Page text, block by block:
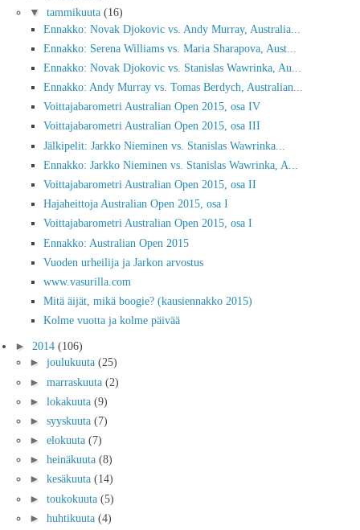
▼ tammikuuta (16)
Ennakko: Novak Djokovic vs. Andy Murray, Australia...
Ennakko: Serena Williams vs. Maria Sharapova, Aust...
Ennakko: Novak Djokovic vs. Stanislas Wawrinka, Au...
Ennakko: Andy Murray vs. Tomas Berdych, Australian...
Voittajabarometri Australian Open 2015, osa IV
Voittajabarometri Australian Open 2015, osa III
Jälkipelit: Jarkko Nieminen vs. Stanislas Wawrinka...
Ennakko: Jarkko Nieminen vs. Stanislas Wawrinka, A...
Voittajabarometri Australian Open 2015, osa II
Hajaheittoja Australian Open 2015, osa I
Voittajabarometri Australian Open 2015, osa I
Ennakko: Australian Open 2015
Vuoden urheilija ja Jarkon arvostus
www.vasurilla.com
Mitä äijät, mikä boogie? (kausiennakko 2015)
Kolme vuotta ja kolme päivää
► 2014 (106)
► joulukuuta (25)
► marraskuuta (2)
► lokakuuta (9)
► syyskuuta (7)
► elokuuta (7)
► heinäkuuta (8)
► kesäkuuta (14)
► toukokuuta (5)
► huhtikuuta (4)